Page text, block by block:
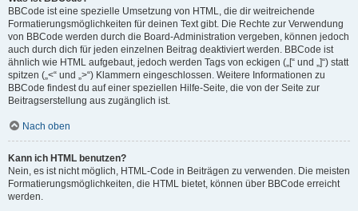
BBCode ist eine spezielle Umsetzung von HTML, die dir weitreichende
Formatierungsmöglichkeiten für deinen Text gibt. Die Rechte zur Verwendung
von BBCode werden durch die Board-Administration vergeben, können jedoch
auch durch dich für jeden einzelnen Beitrag deaktiviert werden. BBCode ist
ähnlich wie HTML aufgebaut, jedoch werden Tags von eckigen („[“ und „]“) statt
spitzen („<“ und „>“) Klammern eingeschlossen. Weitere Informationen zu
BBCode findest du auf einer speziellen Hilfe-Seite, die von der Seite zur
Beitragserstellung aus zugänglich ist.
Nach oben
Kann ich HTML benutzen?
Nein, es ist nicht möglich, HTML-Code in Beiträgen zu verwenden. Die meisten
Formatierungsmöglichkeiten, die HTML bietet, können über BBCode erreicht
werden.